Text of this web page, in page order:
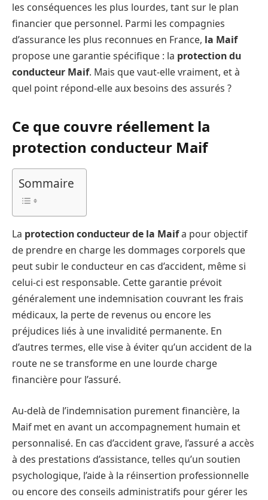
les conséquences les plus lourdes, tant sur le plan
financier que personnel. Parmi les compagnies
d’assurance les plus reconnues en France, la Maif
propose une garantie spécifique : la protection du
conducteur Maif. Mais que vaut-elle vraiment, et à
quel point répond-elle aux besoins des assurés ?
Ce que couvre réellement la
protection conducteur Maif
Sommaire
La protection conducteur de la Maifa pour objectif
de prendre en charge les dommages corporels que
peut subir le conducteur en cas d’accident, même si
celui-ci est responsable. Cette garantie prévoit
généralement une indemnisation couvrant les frais
médicaux, la perte de revenus ou encore les
préjudices liés à une invalidité permanente. En
d’autres termes, elle vise à éviter qu’un accident de la
route ne se transforme en une lourde charge
financière pour l’assuré.
Au-delà de l’indemnisation purement financière, la
Maif met en avant un accompagnement humain et
personnalisé. En cas d’accident grave, l’assuré a accès
à des prestations d’assistance, telles qu’un soutien
psychologique, l’aide à la réinsertion professionnelle
ou encore des conseils administratifs pour gérer les